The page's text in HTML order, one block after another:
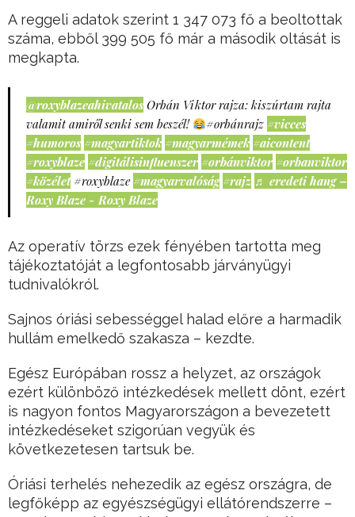
A reggeli adatok szerint 1 347 073 fő a beoltottak
száma, ebből 399 505 fő már a második oltását is
megkapta.
@roxyblazeahivatalos Orbán Viktor rajza: kiszúrtam rajta
valamit amiről senki sem beszél!
#orbánrajz #vicces
#humoros #magyartiktok #magyarmémek #aicontent
#roxyblaze #digitálisinfluenszer #orbánviktor #orbanviktor
#közélet #roxyblaze #magyarvalóság #rajz ♬ eredeti hang –
Roxy Blaze - Roxy Blaze
Az operatív törzs ezek fényében tartotta meg
tájékoztatóját a legfontosabb járványügyi
tudnivalókról.
Sajnos óriási sebességgel halad előre a harmadik
hullám emelkedő szakasza – kezdte.
Egész Európában rossz a helyzet, az országok
ezért különböző intézkedések mellett dönt, ezért
is nagyon fontos Magyarországon a bevezetett
intézkedéseket szigorúan vegyük és
következetesen tartsuk be.
Óriási terhelés nehezedik az egész országra, de
legfőképp az egyészségügyi ellátórendszerre –